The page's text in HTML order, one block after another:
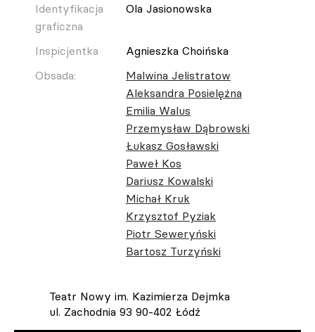
Identyfikacja
graficzna
Ola Jasionowska
Inspicjentka
Agnieszka Choińska
Obsada:
Malwina Jelistratow
Aleksandra Posielężna
Emilia Walus
Przemysław Dąbrowski
Łukasz Gosławski
Paweł Kos
Dariusz Kowalski
Michał Kruk
Krzysztof Pyziak
Piotr Seweryński
Bartosz Turzyński
Teatr Nowy im. Kazimierza Dejmka
ul. Zachodnia 93 90-402 Łódź